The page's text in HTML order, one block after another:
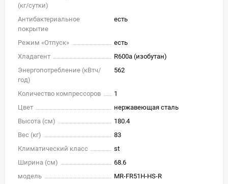
(кг/cутки)
Антибактериальное
покрытие
есть
Режим «Отпуск»
есть
Хладагент
R600a (изобутан)
Энергопотребление (кВтч/
год)
562
Количество компрессоров
1
Цвет
нержавеющая сталь
Высота (см)
180.4
Вес (кг)
83
Климатический класс
st
Ширина (см)
68.6
модель
MR-FR51H-HS-R